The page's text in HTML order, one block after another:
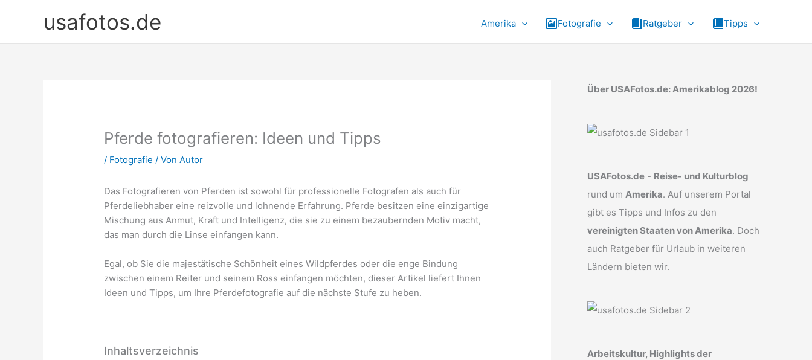
usafotos.de Amerika Fotografie Ratgeber Tipps
Pferde fotografieren: Ideen und Tipps
/ Fotografie / VonAutor
Das Fotografieren von Pferden ist sowohl für professionelle Fotografen als auch für
Pferdeliebhaber eine reizvolle und lohnende Erfahrung. Pferde besitzen eine einzigartige
Mischung aus Anmut, Kraft und Intelligenz, die sie zu einem bezaubernden Motiv macht,
das man durch die Linse einfangen kann.
Egal, ob Sie die majestätische Schönheit eines Wildpferdes oder die enge Bindung
zwischen einem Reiter und seinem Ross einfangen möchten, dieser Artikel liefert Ihnen
Ideen und Tipps, um Ihre Pferdefotografie auf die nächste Stufe zu heben.
Inhaltsverzeichnis
Über USAFotos.de: Amerikablog 2026!
USAFotos.de - Reise- und Kulturblog
rund um Amerika. Auf unserem Portal
gibt es Tipps und Infos zu den
vereinigten Staaten von Amerika. Doch
auch Ratgeber für Urlaub in weiteren
Ländern bieten wir.
Arbeitskultur, Highlights der